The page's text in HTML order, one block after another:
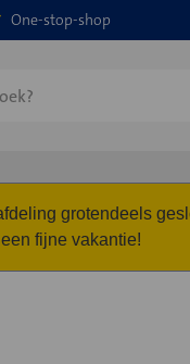
One-stop-shop
grotendeels
fijne vakantie!